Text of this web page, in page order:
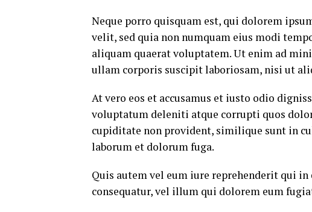
Neque porro quisquam est, qui dolorem
velit, sed quia non numquam eius modi
aliquam quaerat voluptatem. Ut enim ad
ullam corporis suscipit laboriosam, nisi ut
At vero eos et accusamus et iusto odio
voluptatum deleniti atque corrupti quos
cupiditate non provident, similique sunt in
laborum et dolorum fuga.
Quis autem vel eum iure reprehenderit qui
consequatur, vel illum qui dolorem eum